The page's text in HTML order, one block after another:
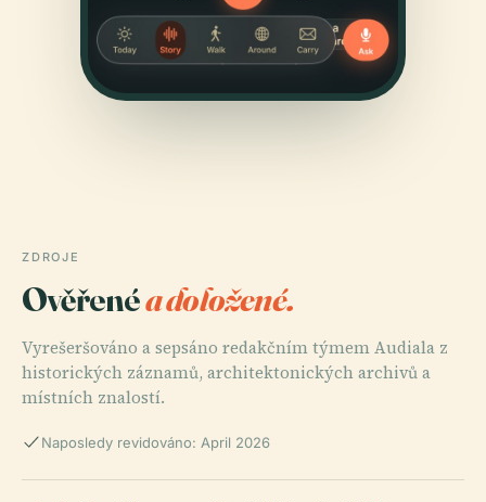
ZDROJE
Ověřenéa doložené.
Vyrešeršováno a sepsáno redakčním týmem Audiala z
historických záznamů, architektonických archivů a
místních znalostí.
Naposledy revidováno: April 2026